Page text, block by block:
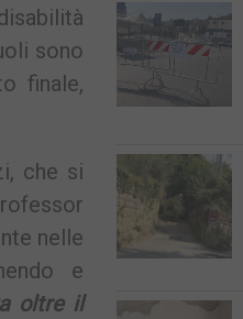
sono
finale,
che si
nelle
e
oltre il